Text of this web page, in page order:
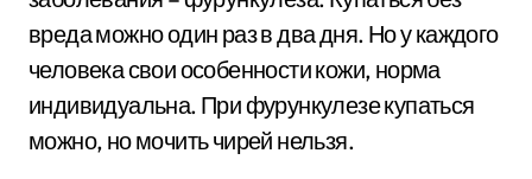
вреда можно один раз в два дня. Но у каждого
человека свои особенности кожи, норма
индивидуальна. При фурункулезе купаться
можно, но мочить чирей нельзя.